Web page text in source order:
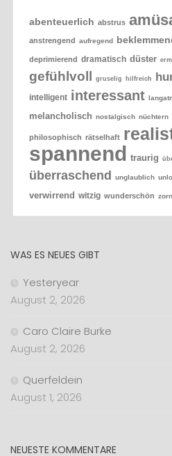
abenteuerlich abstrus
anstrengend aufregend
deprimierend dramatisch düster
gefühlvoll gruselig hilfreich
intelligent interessant
melancholisch nostalgisch nüchtern
philosophisch rätselhaft
spannend traurig
überraschend unglaublich
verwirrend witzig wunderschön
WAS ES NEUES GIBT
Yesteryear
August 2, 2026
Caro Claire Burke
August 2, 2026
Querfeldein
August 1, 2026
NEUESTE KOMMENTARE